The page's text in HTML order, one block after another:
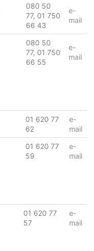
080 50
77, 01 750
66 43
e-
mail
080 50
77, 01 750
66 55
e-
mail
01 620 77
62
e-
mail
01 620 77
59
e-
mail
01 620 77
57
e-
mail